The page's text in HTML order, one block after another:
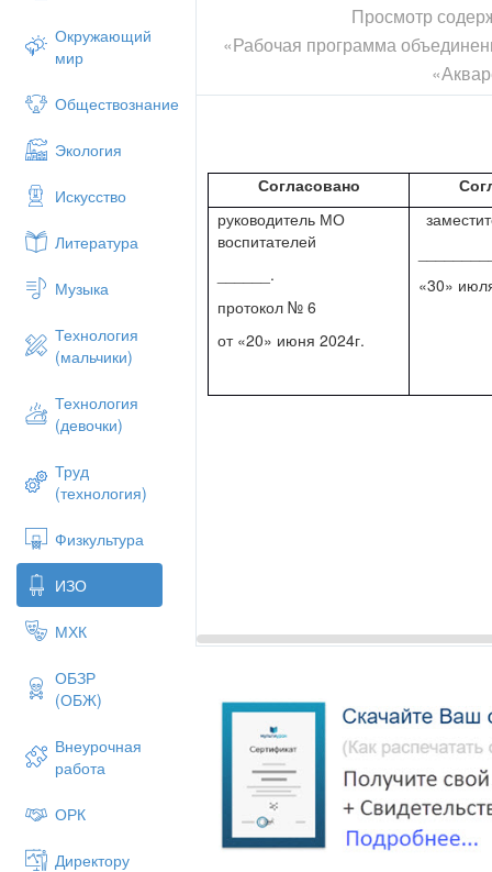
Окружающий
мир
Обществознание
Экология
Искусство
Литература
Музыка
Технология
(мальчики)
Технология
(девочки)
Труд
(технология)
Физкультура
ИЗО
МХК
ОБЗР
(ОБЖ)
Внеурочная
работа
ОРК
Директору
Просмотр
«Рабочая программа
Согласовано
руководитель МО
воспитателей
______.
протокол № 6
от «20» июня 2024г.
«30»
Рабочая
объединения
на 2024 –